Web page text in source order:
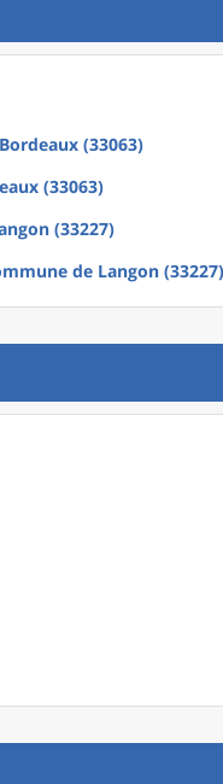
Bordeaux (33063)
(33063)
(33227)
de Langon (33227)